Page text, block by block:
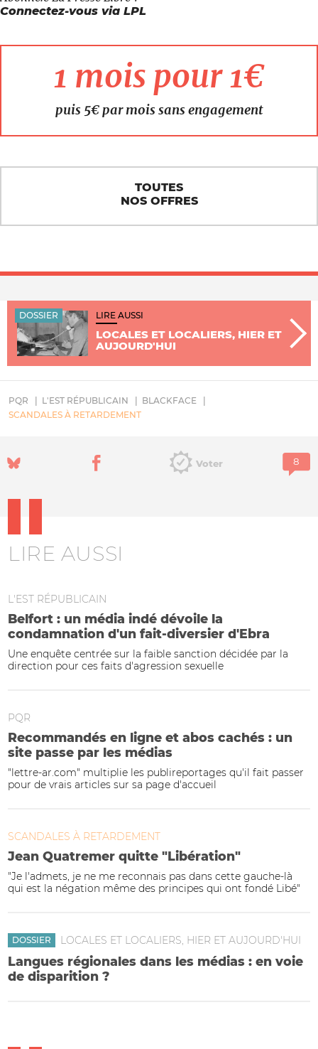
Connectez-vous via LPL
1 mois pour 1€
puis 5€ par mois sans engagement
TOUTES
NOS OFFRES
DOSSIER LIRE AUSSI
LOCALES ET LOCALIERS, HIER ET
AUJOURD'HUI
PQR L'EST RÉPUBLICAIN
BLACKFACE
SCANDALES À RETARDEMENT
Voter
LIRE AUSSI
L'EST RÉPUBLICAIN
Belfort : un média indé dévoile la
condamnation d'un fait-diversier d'Ebra
Une enquête centrée sur la faible sanction décidée par la
direction pour ces faits d'agression sexuelle
PQR
Recommandés en ligne et abos cachés : un
site passe par les médias
"lettre-ar.com" multiplie les publireportages qu'il fait passer
pour de vrais articles sur sa page d'accueil
SCANDALES À RETARDEMENT
Jean Quatremer quitte "Libération"
"Je l'admets, je ne me reconnais pas dans cette gauche-là
qui est la négation même des principes qui ont fondé Libé"
DOSSIER LOCALES ET LOCALIERS, HIER ET AUJOURD'HUI
Langues régionales dans les médias : en voie
de disparition ?